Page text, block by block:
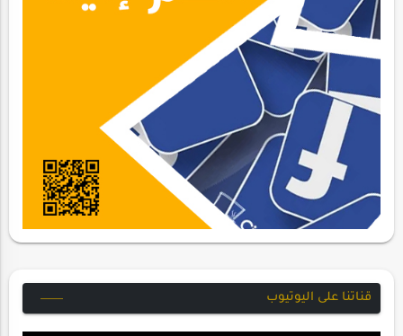
قناتنا على اليوتيوب